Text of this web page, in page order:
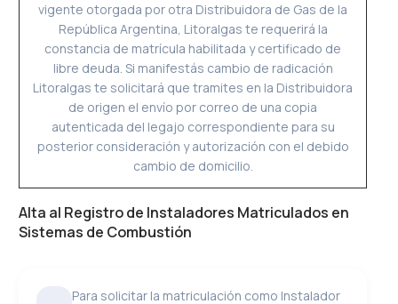
vigente otorgada por otra Distribuidora de Gas de la
República Argentina, Litoralgas te requerirá la
constancia de matrícula habilitada y certificado de
libre deuda. Si manifestás cambio de radicación
Litoralgas te solicitará que tramites en la Distribuidora
de origen el envío por correo de una copia
autenticada del legajo correspondiente para su
posterior consideración y autorización con el debido
cambio de domicilio.
Alta al Registro de Instaladores Matriculados en
Sistemas de Combustión
Para solicitar la matriculación como Instalador